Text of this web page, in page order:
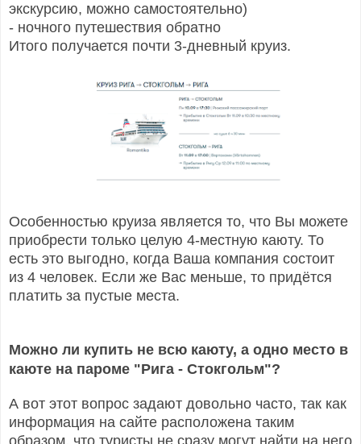
экскурсию, можно самостоятельно)
- ночного путешествия обратно
Итого получается почти 3-дневный круиз.
Особенностью круиза является то, что Вы можете
приобрести только целую 4-местную каюту. То
есть это выгодно, когда Ваша компания состоит
из 4 человек. Если же Вас меньше, то придётся
платить за пустые места.
Можно ли купить не всю каюту, а одно место в
каюте на пароме "Рига - Стокгольм"?
А вот этот вопрос задают довольно часто, так как
информация на сайте расположена таким